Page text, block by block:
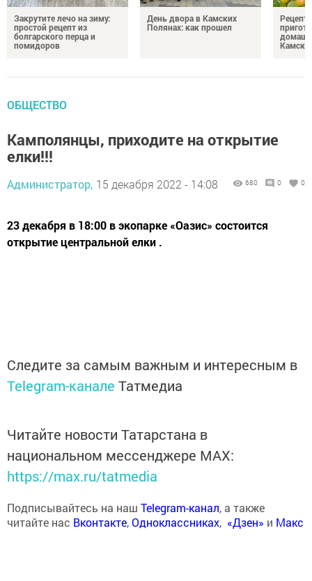
Закрутите лечо на зиму:
простой рецепт из
болгарского перца и
помидоров
День двора в Камских
Полянах: как прошел
ОБЩЕСТВО
Камполянцы, приходите на открытие
елки!!!
Администратор, 15 декабря 2022 - 14:08 680 0 0
23 декабря в 18:00 в экопарке «Оазис» состоится
открытие центральной елки .
Следите за самым важным и интересным в
Telegram-канале Татмедиа
Читайте новости Татарстана в
национальном мессенджере MАХ:
https://max.ru/tatmedia
Подписывайтесь на наш Telegram-канал, а также
читайте нас Вконтакте,Одноклассниках, «Дзен» и Макс